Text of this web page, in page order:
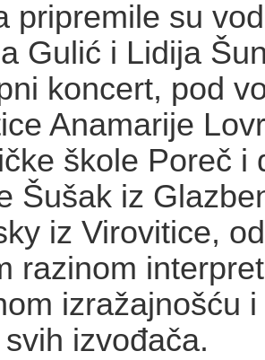
pripremile su
Gulić i Lidija
koncert, pod
Anamarije
škole Poreč i
Šušak iz
iz Virovitice,
razinom
izražajnošću
izvođača.